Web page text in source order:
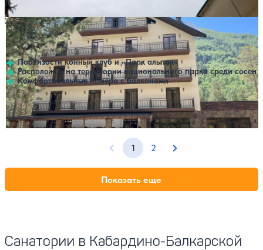
Отель «Crocus» / «Крокус»
4.7125 отзывов
Терскол
Поблизости конный клуб и «Парк альпак»
Расположен на территории национального парка среди сосен
Комфортабельные номера с балконами
Крытый бассейн
Нет цен или свободных мест на выбранные даты
Выбрать другой вариант
Предыдущая страница
1 2 Следующая
Показать еще
Санатории в Кабардино-Балкарской